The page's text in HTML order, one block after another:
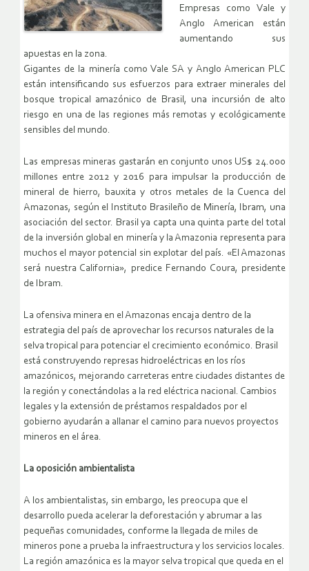
Empresas como Vale y
Anglo American están
aumentando sus
apuestas en la zona.
Gigantes de la minería como Vale SA y Anglo American PLC
están intensificando sus esfuerzos para extraer minerales del
bosque tropical amazónico de Brasil, una incursión de alto
riesgo en una de las regiones más remotas y ecológicamente
sensibles del mundo.
Las empresas mineras gastarán en conjunto unos US$ 24.000
millones entre 2012 y 2016 para impulsar la producción de
mineral de hierro, bauxita y otros metales de la Cuenca del
Amazonas, según el Instituto Brasileño de Minería, Ibram, una
asociación del sector. Brasil ya capta una quinta parte del total
de la inversión global en minería y la Amazonia representa para
muchos el mayor potencial sin explotar del país. «El Amazonas
será nuestra California», predice Fernando Coura, presidente
de Ibram.
La ofensiva minera en el Amazonas encaja dentro de la
estrategia del país de aprovechar los recursos naturales de la
selva tropical para potenciar el crecimiento económico. Brasil
está construyendo represas hidroeléctricas en los ríos
amazónicos, mejorando carreteras entre ciudades distantes de
la región y conectándolas a la red eléctrica nacional. Cambios
legales y la extensión de préstamos respaldados por el
gobierno ayudarán a allanar el camino para nuevos proyectos
mineros en el área.
La oposición ambientalista
A los ambientalistas, sin embargo, les preocupa que el
desarrollo pueda acelerar la deforestación y abrumar a las
pequeñas comunidades, conforme la llegada de miles de
mineros pone a prueba la infraestructura y los servicios locales.
La región amazónica es la mayor selva tropical que queda en el